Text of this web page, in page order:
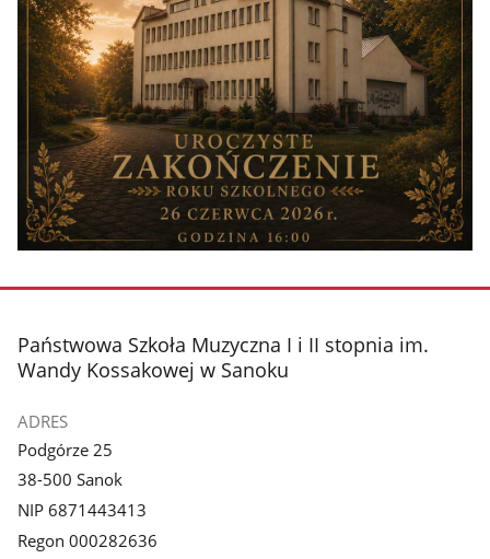
stopka
Państwowa Szkoła Muzyczna I i II stopnia im.
Wandy Kossakowej w Sanoku
ADRES
Podgórze 25
38-500 Sanok
NIP 6871443413
Regon 000282636